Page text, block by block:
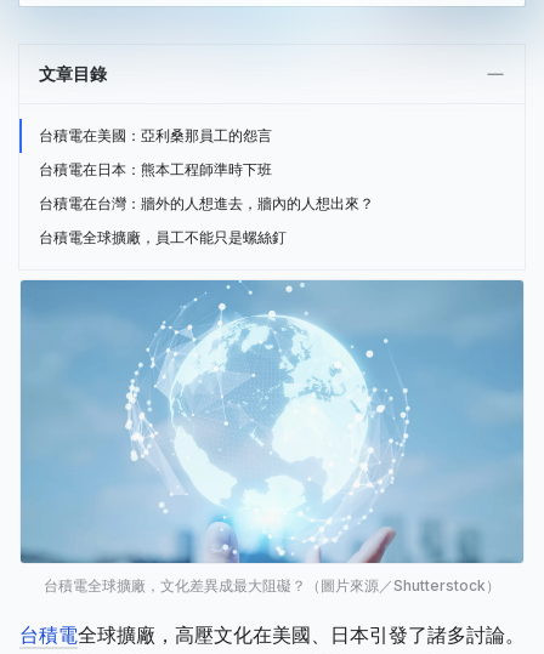
文章目錄
台積電在美國：亞利桑那員工的怨言
台積電在日本：熊本工程師準時下班
台積電在台灣：牆外的人想進去，牆內的人想出來？
台積電全球擴廠，員工不能只是螺絲釘
台積電全球擴廠，文化差異成最大阻礙？（圖片來源／Shutterstock）
台積電全球擴廠，高壓文化在美國、日本引發了諸多討論。